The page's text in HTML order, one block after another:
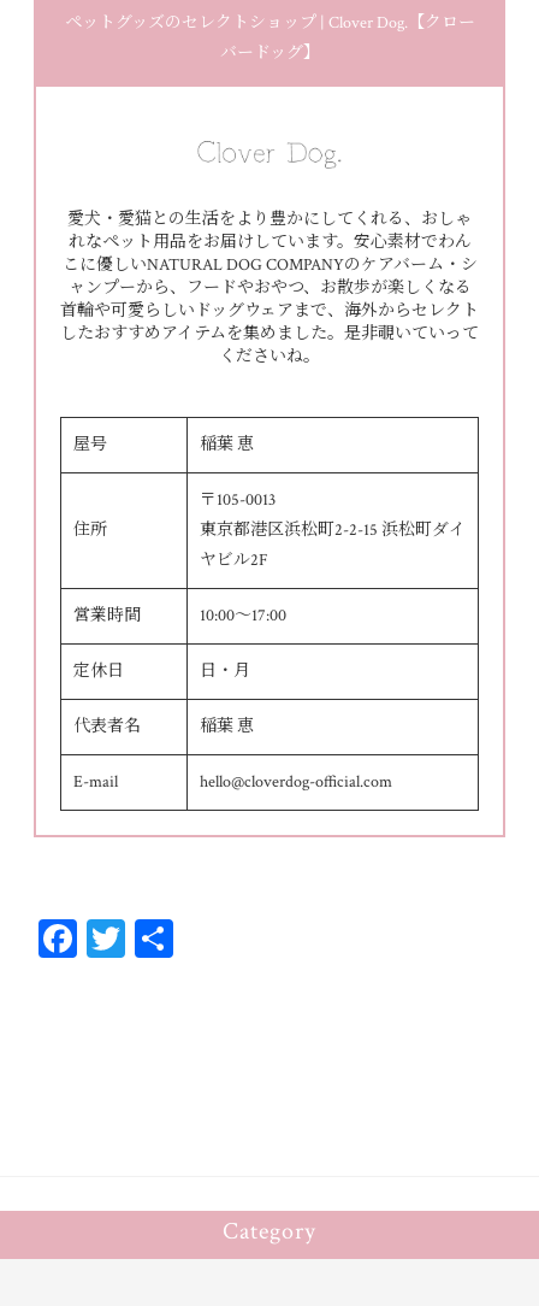
ペットグッズのセレクトショップ | Clover Dog.【クロー
バードッグ】
愛犬・愛猫との生活をより豊かにしてくれる、おしゃ
れなペット用品をお届けしています。安心素材でわん
こに優しいNATURAL DOG COMPANYのケアバーム・シ
ャンプーから、フードやおやつ、お散歩が楽しくなる
首輪や可愛らしいドッグウェアまで、海外からセレクト
したおすすめアイテムを集めました。是非覗いていって
くださいね。
屋号 稲葉 恵
住所
〒105-0013
東京都港区浜松町2-2-15 浜松町ダイ
ヤビル2F
営業時間 10:00～17:00
定休日 日・月
代表者名 稲葉 恵
E-mail hello@cloverdog-official.com
Fa T
Category